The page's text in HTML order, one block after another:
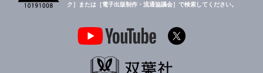
ク］または［電子出版制作・流通協議会］で検索してください。